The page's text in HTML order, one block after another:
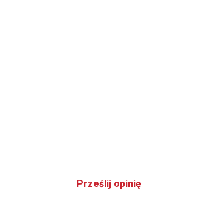
Prześlij opinię